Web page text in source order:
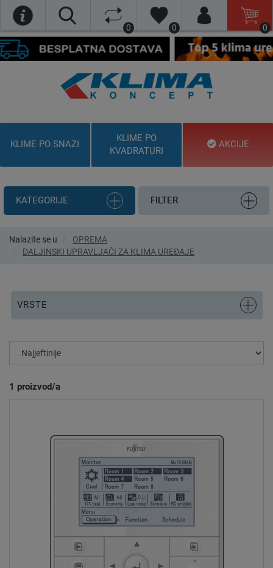
0 0 0
KLIME PO SNAZI
KLIME PO
KVADRATURI
AKCIJE
KATEGORIJE FILTER
Nalazite se u
OPREMA
DALJINSKI UPRAVLJAČI ZA KLIMA UREĐAJE
VRSTE
1 proizvod/a